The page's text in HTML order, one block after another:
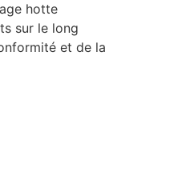
hotte
sur le long
et de la